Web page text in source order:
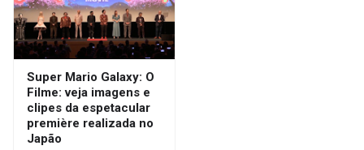
Super Mario Galaxy: O
Filme: veja imagens e
clipes da espetacular
première realizada no
Japão